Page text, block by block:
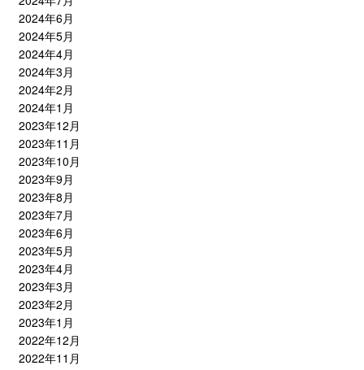
2024年6月
2024年5月
2024年4月
2024年3月
2024年2月
2024年1月
2023年12月
2023年11月
2023年10月
2023年9月
2023年8月
2023年7月
2023年6月
2023年5月
2023年4月
2023年3月
2023年2月
2023年1月
2022年12月
2022年11月